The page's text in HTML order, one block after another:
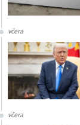
včera
včera